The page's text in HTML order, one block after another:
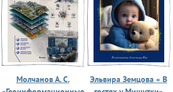
Молчанов А. С.
Эльвира Земцова « В